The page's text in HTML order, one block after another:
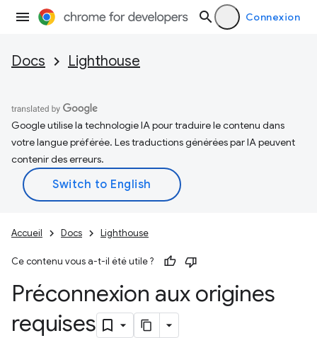
Connexion
Docs Lighthouse
Google utilise la technologie IA pour traduire le contenu dans
votre langue préférée. Les traductions générées par IA peuvent
contenir des erreurs.
Accueil Docs Lighthouse
Ce contenu vous a-t-il été utile ?
Préconnexion aux origines
requises